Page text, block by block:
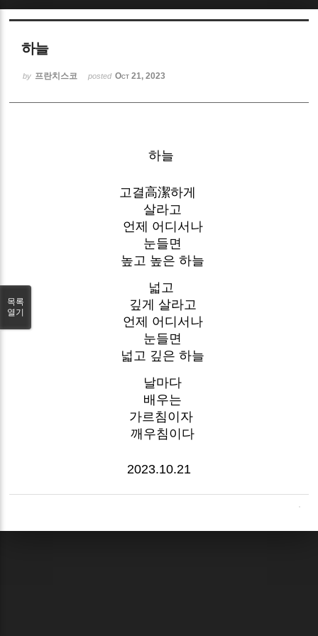
하늘
by 프란치스코 posted Oct 21, 2023
하늘
고결高潔하게
살라고
언제 어디서나
눈들면
높고 높은 하늘
넓고
깊게 살라고
언제 어디서나
눈들면
넓고 깊은 하늘
날마다
배우는
가르침이자
깨우침이다
2023.10.21
목록
열기
Sketchbook5, 스케치북5
Sketchbook5, 스케치북5